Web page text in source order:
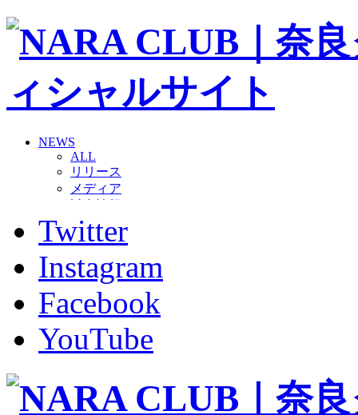
NEWS
ALL
リリース
メディア
グッズ
ファンコミュニティ
ホームタウン
コラム
その他
TEAM
2026/27トップチーム
2026/27トップチームスタッフ
バモス
チアダンススクール
Twitter
Instagram
Facebook
YouTube